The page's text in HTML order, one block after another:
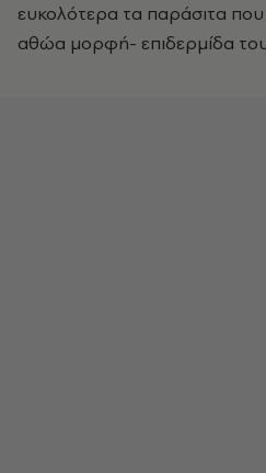
ευκολότερα τα παράσιτα
αθώα μορφή- επιδερμίδα